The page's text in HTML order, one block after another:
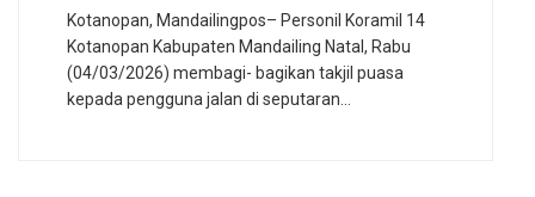
Kotanopan, Mandailingpos– Personil Koramil 14
Kotanopan Kabupaten Mandailing Natal, Rabu
(04/03/2026) membagi- bagikan takjil puasa
kepada pengguna jalan di seputaran…